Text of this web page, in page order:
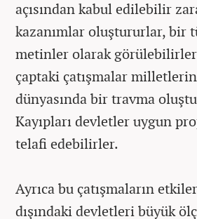
açısından kabul edilebilir
kazanımlar oluştururlar, bir
metinler olarak
çaptaki çatışmalar
dünyasında bir travma
Kayıpları devletler uygun
telafi edebilirler.
Ayrıca bu çatışmaların
dışındaki devletleri büyük